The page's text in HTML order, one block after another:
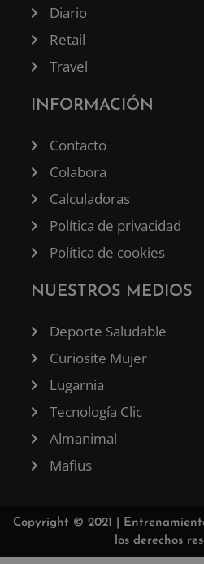
Diario
Retail
Travel
INFORMACIÓN
Contacto
Colabora
Calculadoras
Política de privacidad
Política de cookies
NUESTROS MEDIOS
Deporte Saludable
Curiosite Mujer
Lugarnia
Tecnología Clic
Almanimal
Mafius
Copyright © 2021 |
los derechos